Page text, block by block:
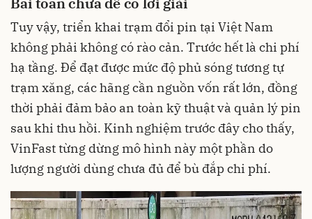
Tuy vậy, triển khai trạm đổi pin tại Việt Nam
không phải không có rào cản. Trước hết là chi phí
hạ tầng. Để đạt được mức độ phủ sóng tương tự
trạm xăng, các hãng cần nguồn vốn rất lớn, đồng
thời phải đảm bảo an toàn kỹ thuật và quản lý pin
sau khi thu hồi. Kinh nghiệm trước đây cho thấy,
VinFast từng dừng mô hình này một phần do
lượng người dùng chưa đủ để bù đắp chi phí.